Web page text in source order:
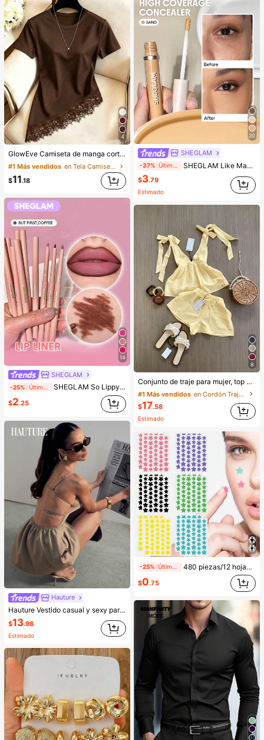
4
GlowEve Camiseta de manga corta de cuello redondo de unicolor casual versátil para uso diario para mujer
#1 Más vendidos
en Tela Camisetas De Mujer
$11.18
14
SHEGLAM
-25% SHEGLAM So Lippy Delineador De Labios-But First,Coffee Lip Combo Marca De Belleza CosméTica Maquillaje Para Mujeres Y NiñAs
$2.25
Hauture
Hauture Vestido casual y sexy para oficina con cuello cuadrado, delantal frontal y bolsillos, con espalda abierta con tirantes
$13.98
Estimado
20
SHEGLAM
-37% SHEGLAM Like Magic Corrector De Alta Cobertura 12H-Sand Marca De Belleza CosméTica Maquillaje Para Mujeres Y NiñAs
$3.79
Estimado
8
Conjunto de traje para mujer, top sin mangas con diseño elegante de lazo y pantalones cortos. Y conjunto elegante de ropa de oficina, camisola y pantalones cortos. Verano, de la oficina al fin de semana, conjuntos de dos piezas
#1 Más vendidos
en Cordón Trajes de dos piezas para mujer
$17.58
Estimado
-25% 480 piezas/12 hojas, 240 piezas/6 hojas, 40 piezas/1 hoja, Pegatinas de estrellas para la cara, Pegatinas decorativas de Halloween, Pegatinas decorativas de Navidad, Pegatinas de pentagrama, Pegatinas decorativas de colores, Para decoración de fotos de fiestas y vacaciones, Pegatinas decorativas para la cara, Pegatinas decorativas para fiestas, Para decoración de habitaciones, Tocador, Dormitorio, Viajes, Artículos esenciales de viaje, Accesorios decorativos, Económicos y prácticos, Rellenos de calcetines, Herramientas de maquillaje, Productos asequibles, Regalos, Obsequios, Regalos para mujeres, Regalos de Navidad, Estético
$0.75